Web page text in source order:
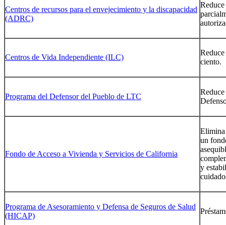
Centros de recursos para el envejecimiento y la discapacidad
(ADRC)
Centros de Vida Independiente (ILC)
ciento.
Programa del Defensor del Pueblo de LTC
Fondo de Acceso a Vivienda y Servicios de California
Elimina
un
y
Programa de Asesoramiento y Defensa de Seguros de Salud
(HICAP)